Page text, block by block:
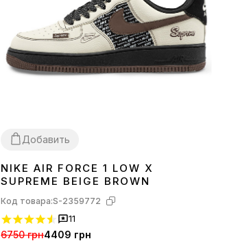
Добавить
4345
NIKE AIR FORCE 1 LOW X
SUPREME BEIGE BROWN
Код товара:S-2359772
11
6750 грн4409 грн